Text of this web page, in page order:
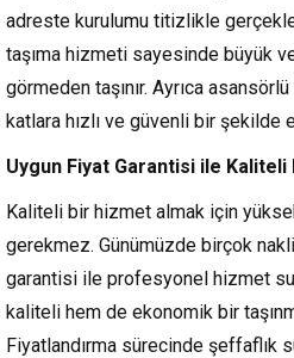
adreste kurulumu titizlikle
taşıma hizmeti sayesinde büyük
görmeden taşınır. Ayrıca
katlara hızlı ve güvenli bir şekilde
Uygun Fiyat Garantisi ile Kaliteli
Kaliteli bir hizmet almak için
gerekmez. Günümüzde birçok
garantisi ile profesyonel hizmet
kaliteli hem de ekonomik bir
Fiyatlandırma sürecinde şeffaflık